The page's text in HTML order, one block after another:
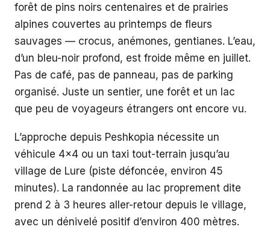
forêt de pins noirs centenaires et de prairies
alpines couvertes au printemps de fleurs
sauvages — crocus, anémones, gentianes. L’eau,
d’un bleu-noir profond, est froide même en juillet.
Pas de café, pas de panneau, pas de parking
organisé. Juste un sentier, une forêt et un lac
que peu de voyageurs étrangers ont encore vu.
L’approche depuis Peshkopia nécessite un
véhicule 4x4 ou un taxi tout-terrain jusqu’au
village de Lure (piste défoncée, environ 45
minutes). La randonnée au lac proprement dite
prend 2 à 3 heures aller-retour depuis le village,
avec un dénivelé positif d’environ 400 mètres.